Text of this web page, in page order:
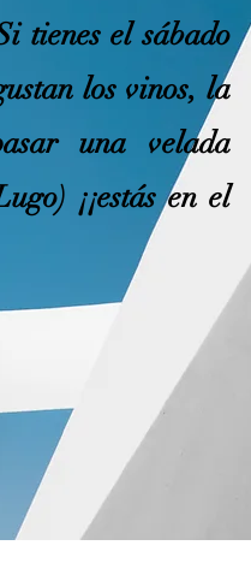
tienes el sábado
los vinos, la
una velada
¡¡estás en el